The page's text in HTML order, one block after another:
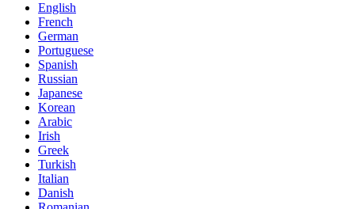
English
French
German
Portuguese
Spanish
Russian
Japanese
Korean
Arabic
Irish
Greek
Turkish
Italian
Danish